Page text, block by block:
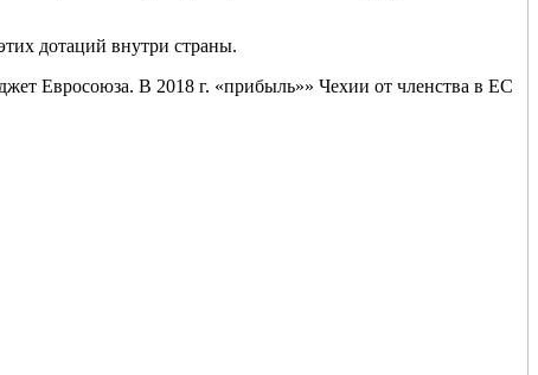
дотаций внутри страны.
Евросоюза. В 2018 г. «прибыль»» Чехии от членства в ЕС